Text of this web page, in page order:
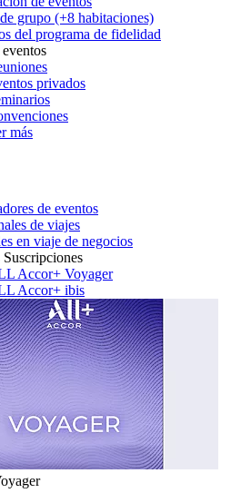
grupo (+8 habitaciones)
del programa de fidelidad
privados
más
de eventos
de viajes
en viaje de negocios
Suscripciones
Accor+ Voyager
Accor+ ibis